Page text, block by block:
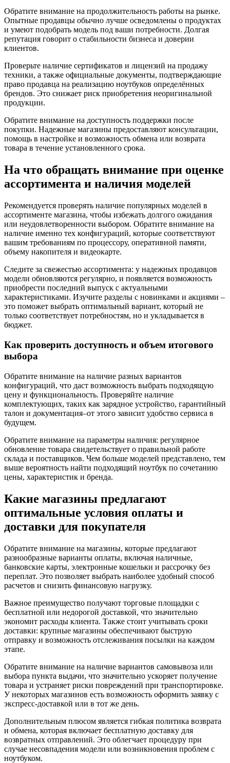
Обратите внимание на продолжительность работы на рынке.
Опытные продавцы обычно лучше осведомлены о продуктах
и умеют подобрать модель под ваши потребности. Долгая
репутация говорит о стабильности бизнеса и доверии
клиентов.
Проверьте наличие сертификатов и лицензий на продажу
техники, а также официальные документы, подтверждающие
право продавца на реализацию ноутбуков определённых
брендов. Это снижает риск приобретения неоригинальной
продукции.
Обратите внимание на доступность поддержки после
покупки. Надежные магазины предоставляют консультации,
помощь в настройке и возможность обмена или возврата
товара в течение установленного срока.
На что обращать внимание при оценке
ассортимента и наличия моделей
Рекомендуется проверять наличие популярных моделей в
ассортименте магазина, чтобы избежать долгого ожидания
или неудовлетворенности выбором. Обратите внимание на
наличие именно тех конфигураций, которые соответствуют
вашим требованиям по процессору, оперативной памяти,
объему накопителя и видеокарте.
Следите за свежестью ассортимента: у надежных продавцов
модели обновляются регулярно, и появляется возможность
приобрести последний выпуск с актуальными
характеристиками. Изучите разделы с новинками и акциями –
это поможет выбрать оптимальный вариант, который не
только соответствует потребностям, но и укладывается в
бюджет.
Как проверить доступность и объем итогового
выбора
Обратите внимание на наличие разных вариантов
конфигураций, что даст возможность выбрать подходящую
цену и функциональность. Проверяйте наличие
комплектующих, таких как зарядное устройство, гарантийный
талон и документация–от этого зависит удобство сервиса в
будущем.
Обратите внимание на параметры наличия: регулярное
обновление товара свидетельствует о правильной работе
склада и поставщиков. Чем больше моделей представлено, тем
выше вероятность найти подходящий ноутбук по сочетанию
цены, характеристик и бренда.
Какие магазины предлагают
оптимальные условия оплаты и
доставки для покупателя
Обратите внимание на магазины, которые предлагают
разнообразные варианты оплаты, включая наличные,
банковские карты, электронные кошельки и рассрочку без
переплат. Это позволяет выбрать наиболее удобный способ
расчетов и снизить финансовую нагрузку.
Важное преимущество получают торговые площадки с
бесплатной или недорогой доставкой, что значительно
экономит расходы клиента. Также стоит учитывать сроки
доставки: крупные магазины обеспечивают быструю
отправку и возможность отслеживания посылки на каждом
этапе.
Обратите внимание на наличие вариантов самовывоза или
выбора пункта выдачи, что значительно ускоряет получение
товара и устраняет риски повреждений при транспортировке.
У некоторых магазинов есть возможность оформить заявку с
экспресс-доставкой или в тот же день.
Дополнительным плюсом является гибкая политика возврата
и обмена, которая включает бесплатную доставку для
возвратных отправлений. Это облегчает процедуру при
случае несовпадения модели или возникновения проблем с
ноутбуком.